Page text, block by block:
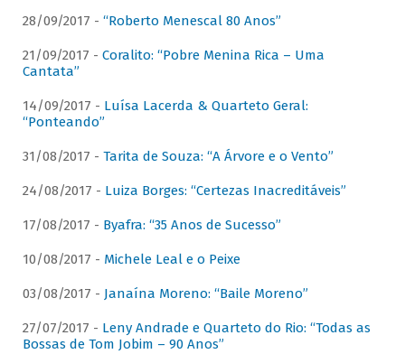
28/09/2017 - “Roberto Menescal 80 Anos”
21/09/2017 - Coralito: “Pobre Menina Rica – Uma
Cantata”
14/09/2017 - Luísa Lacerda & Quarteto Geral:
“Ponteando”
31/08/2017 - Tarita de Souza: “A Árvore e o Vento”
24/08/2017 - Luiza Borges: “Certezas Inacreditáveis”
17/08/2017 - Byafra: “35 Anos de Sucesso”
10/08/2017 - Michele Leal e o Peixe
03/08/2017 - Janaína Moreno: “Baile Moreno”
27/07/2017 - Leny Andrade e Quarteto do Rio: “Todas as
Bossas de Tom Jobim – 90 Anos”